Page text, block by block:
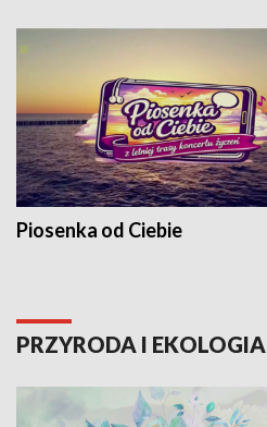
Piosenka od Ciebie
PRZYRODA I EKOLOGIA